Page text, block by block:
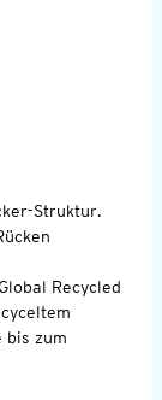
Struktur.
Recycled
bis zum